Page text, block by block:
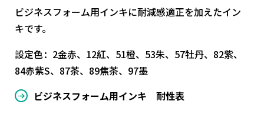
ビジネスフォーム用インキに耐減感適正を加えたイン
キです。
設定色：2金赤、12紅、51橙、53朱、57牡丹、82紫、
84赤紫S、87茶、89焦茶、97墨
ビジネスフォーム用インキ 耐性表